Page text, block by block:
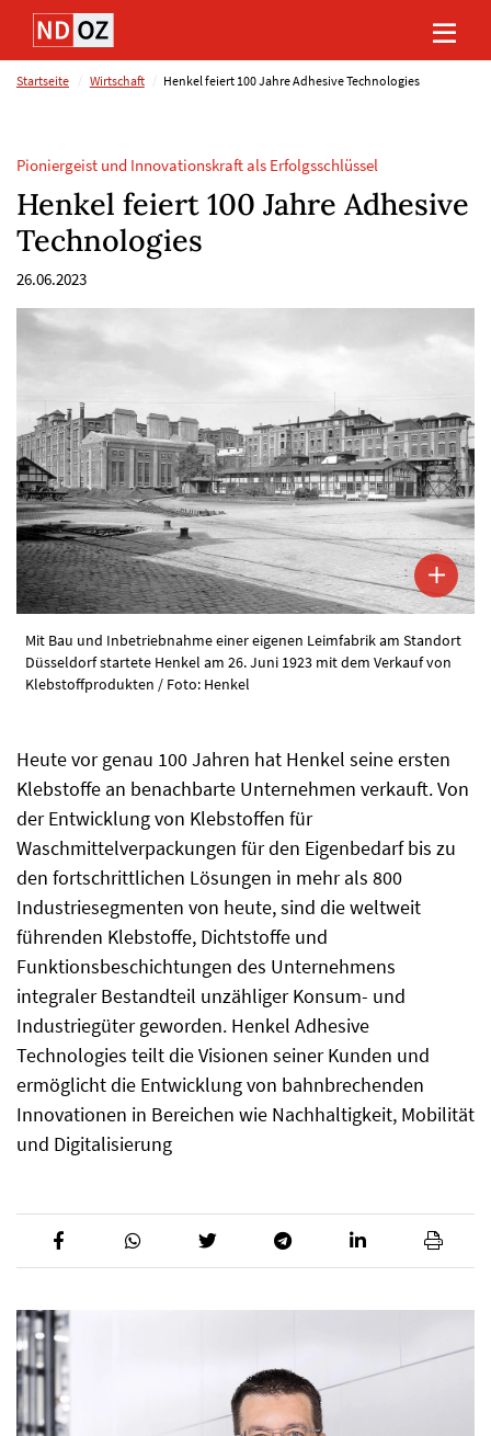
Direkt
Inhalt
(Eingabetaste)
Direkt
Hauptmenu
(Eingabetaste)
Direkt
Suche
(Eingabetaste)
Direkt
Footer
(Eingabetaste)
Startseite Wirtschaft Henkel feiert 100 Jahre Adhesive Technologies
Pioniergeist und Innovationskraft als Erfolgsschlüssel
Henkel feiert 100 Jahre Adhesive
Technologies
26.06.2023
Mit Bau und Inbetriebnahme einer eigenen Leimfabrik am Standort
Düsseldorf startete Henkel am 26. Juni 1923 mit dem Verkauf von
Klebstoffprodukten / Foto: Henkel
Heute vor genau 100 Jahren hat Henkel seine ersten
Klebstoffe an benachbarte Unternehmen verkauft. Von
der Entwicklung von Klebstoffen für
Waschmittelverpackungen für den Eigenbedarf bis zu
den fortschrittlichen Lösungen in mehr als 800
Industriesegmenten von heute, sind die weltweit
führenden Klebstoffe, Dichtstoffe und
Funktionsbeschichtungen des Unternehmens
integraler Bestandteil unzähliger Konsum- und
Industriegüter geworden. Henkel Adhesive
Technologies teilt die Visionen seiner Kunden und
ermöglicht die Entwicklung von bahnbrechenden
Innovationen in Bereichen wie Nachhaltigkeit, Mobilität
und Digitalisierung